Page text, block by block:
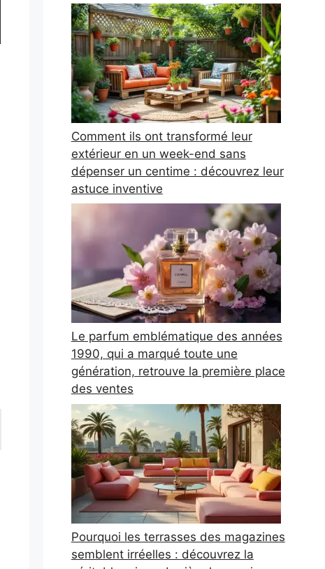
Comment ils ont transformé leur
extérieur en un week-end sans
dépenser un centime : découvrez leur
astuce inventive
Le parfum emblématique des années
1990, qui a marqué toute une
génération, retrouve la première place
des ventes
Pourquoi les terrasses des magazines
semblent irréelles : découvrez la